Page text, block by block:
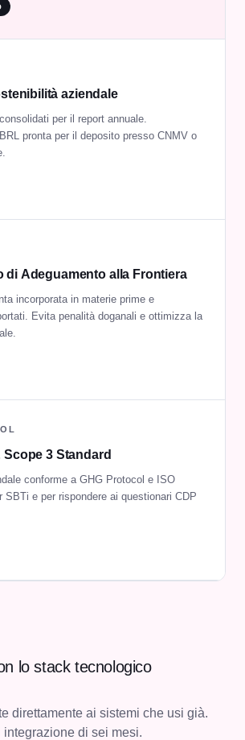
aziendale
per il report annuale.
pronta per il deposito presso CNMV o
di Adeguamento alla Frontiera
incorporata in materie prime e
Evita penalità doganali e ottimizza la
3 Standard
conforme a GHG Protocol e ISO
SBTi e per rispondere ai questionari CDP
lo stack tecnologico
direttamente ai sistemi che usi già.
integrazione di sei mesi.